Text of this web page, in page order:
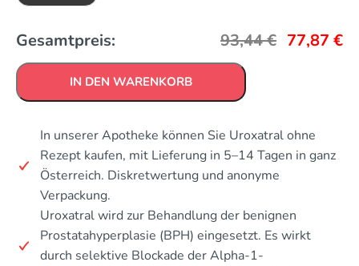
Gesamtpreis: 93,44€ 77,87 €
IN DEN WARENKORB
In unserer Apotheke können Sie Uroxatral ohne
Rezept kaufen, mit Lieferung in 5–14 Tagen in ganz
Österreich. Diskretwertung und anonyme
Verpackung.
Uroxatral wird zur Behandlung der benignen
Prostatahyperplasie (BPH) eingesetzt. Es wirkt
durch selektive Blockade der Alpha-1-